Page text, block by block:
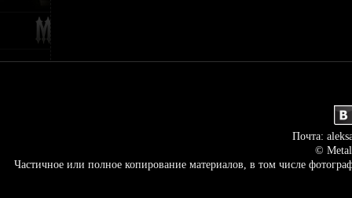
Почта:
©
Частичное или полное копирование материалов, в том числе